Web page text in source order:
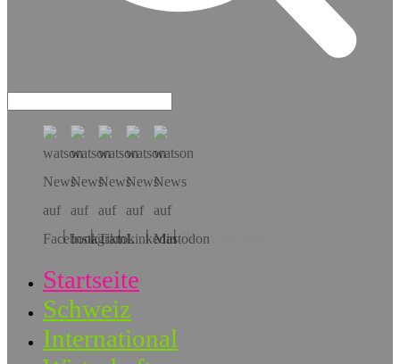
Hol dir die App!
Startseite
Schweiz
International